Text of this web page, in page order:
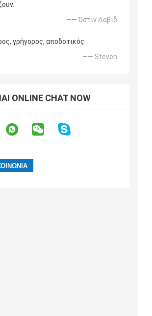
—— Ώστιν Δαβίδ
γρήγορος, αποδοτικός.
—— Steven
ONLINE CHAT NOW